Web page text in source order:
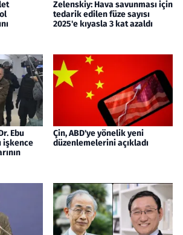
Zelenskiy: Hava savunması için
tedarik edilen füze sayısı
2025'e kıyasla 3 kat azaldı
Ebu
işkence
Çin, ABD'ye yönelik yeni
düzenlemelerini açıkladı